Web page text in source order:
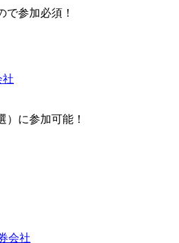
で参加必須！
）に参加可能！
会社